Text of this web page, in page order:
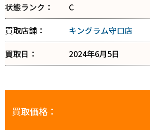
状態ランク：
C
買取店舗：
キングラム守口店
買取日：
2024年6月5日
買取価格：